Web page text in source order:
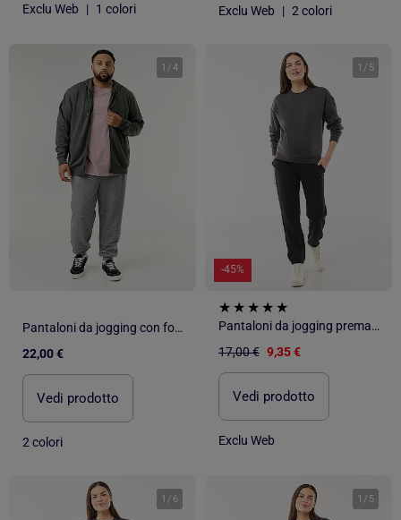
Exclu Web | 1 colori Exclu Web | 2 colori
1 /4
Pantaloni da jogging con fondo stretto e tasche con zip
22,00 €
Vedi prodotto
2 colori
1 / 5
-45%
Pantaloni da jogging premaman in french terry
17,00 € 9,35 €
Vedi prodotto
Exclu Web
1 / 6 1 / 5